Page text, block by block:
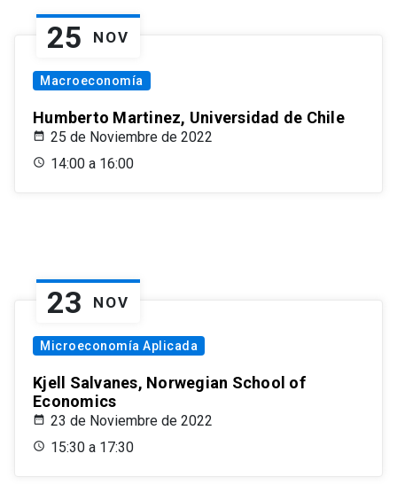
25 NOV
Macroeconomía
Humberto Martinez, Universidad de Chile
25 de Noviembre de 2022
14:00 a 16:00
23 NOV
Microeconomía Aplicada
Kjell Salvanes, Norwegian School of
Economics
23 de Noviembre de 2022
15:30 a 17:30